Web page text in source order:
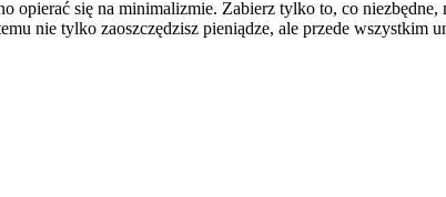
się na minimalizmie. Zabierz tylko to, co
nie tylko zaoszczędzisz pieniądze, ale przede wszystkim